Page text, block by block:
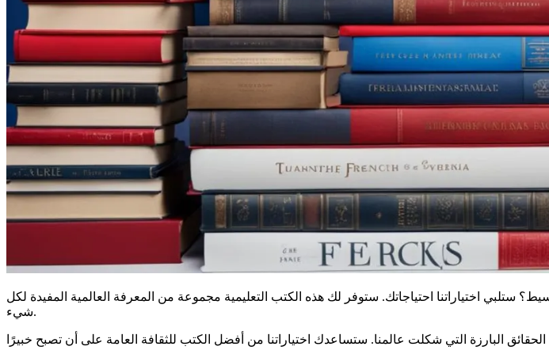
؟ ستلبي اختياراتنا احتياجاتك. ستوفر لك هذه الكتب التعليمية مجموعة من المعرفة العالمية المفيدة لكل
شيء.
الحقائق البارزة التي شكلت عالمنا. ستساعدك اختياراتنا من أفضل الكتب للثقافة العامة